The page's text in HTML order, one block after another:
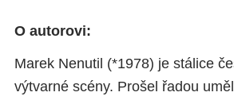
O autorovi:
Marek Nenutil (*1978) je stálice
výtvarné scény. Prošel řadou